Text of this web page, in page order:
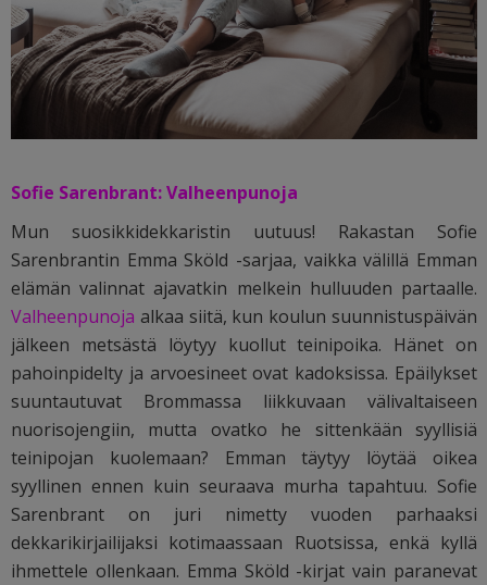
Sofie Sarenbrant: Valheenpunoja
Mun suosikkidekkaristin uutuus! Rakastan Sofie
Sarenbrantin Emma Sköld -sarjaa, vaikka välillä Emman
elämän valinnat ajavatkin melkein hulluuden partaalle.
Valheenpunoja alkaa siitä, kun koulun suunnistuspäivän
jälkeen metsästä löytyy kuollut teinipoika. Hänet on
pahoinpidelty ja arvoesineet ovat kadoksissa. Epäilykset
suuntautuvat Brommassa liikkuvaan välivaltaiseen
nuorisojengiin, mutta ovatko he sittenkään syyllisiä
teinipojan kuolemaan? Emman täytyy löytää oikea
syyllinen ennen kuin seuraava murha tapahtuu. Sofie
Sarenbrant on juri nimetty vuoden parhaaksi
dekkarikirjailijaksi kotimaassaan Ruotsissa, enkä kyllä
ihmettele ollenkaan. Emma Sköld -kirjat vain paranevat